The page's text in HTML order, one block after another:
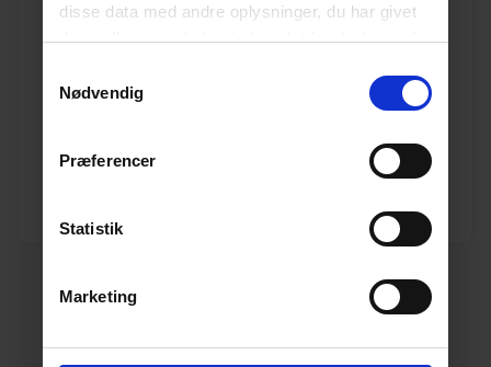
disse data med andre oplysninger, du har givet
dem, eller som de har indsamlet fra din brug af
Nødvendig
Præferencer
Statistik
Marketing
Varenr. 10197298